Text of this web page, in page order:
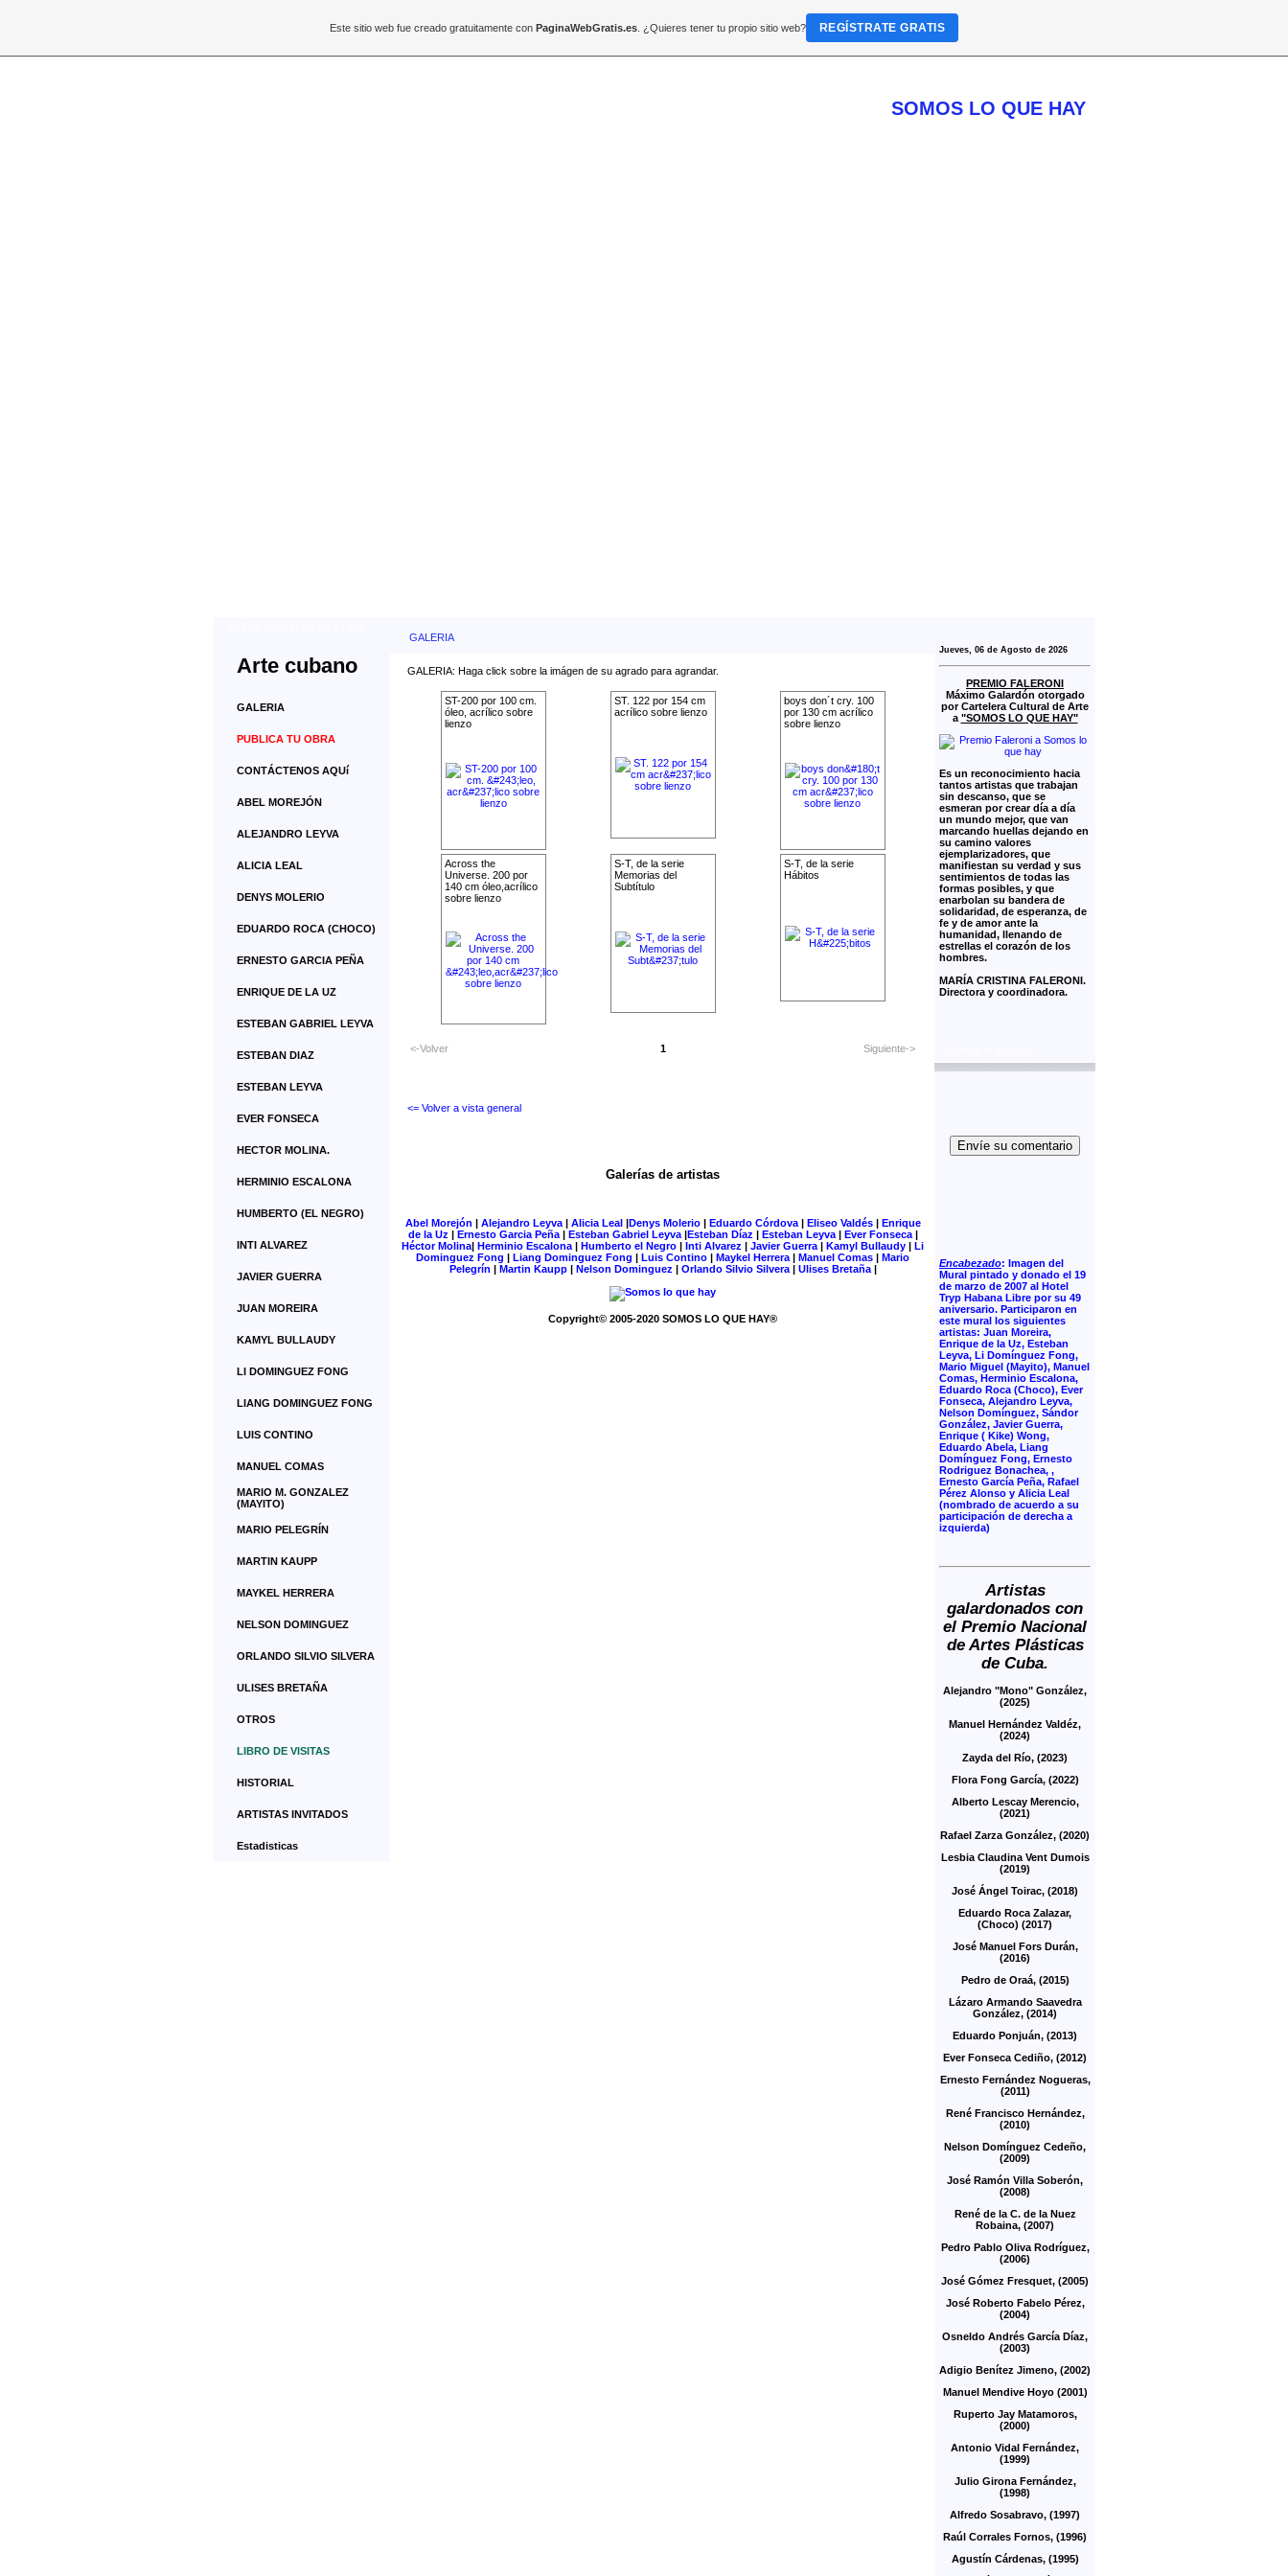
SOMOS LO QUE HAY
Arte cubano
GALERIA
PUBLICA TU OBRA
CONTÁCTENOS AQUí
ABEL MOREJÓN
ALEJANDRO LEYVA
ALICIA LEAL
DENYS MOLERIO
EDUARDO ROCA (CHOCO)
ERNESTO GARCIA PEÑA
ENRIQUE DE LA UZ
ESTEBAN GABRIEL LEYVA
ESTEBAN DIAZ
ESTEBAN LEYVA
EVER FONSECA
HECTOR MOLINA.
HERMINIO ESCALONA
HUMBERTO (EL NEGRO)
INTI ALVAREZ
JAVIER GUERRA
JUAN MOREIRA
KAMYL BULLAUDY
LI DOMINGUEZ FONG
LIANG DOMINGUEZ FONG
LUIS CONTINO
MANUEL COMAS
MARIO M. GONZALEZ
(MAYITO)
MARIO PELEGRÍN
MARTIN KAUPP
MAYKEL HERRERA
NELSON DOMINGUEZ
ORLANDO SILVIO SILVERA
ULISES BRETAÑA
OTROS
LIBRO DE VISITAS
HISTORIAL
ARTISTAS INVITADOS
Estadisticas
GALERIA
GALERIA: Haga click sobre la imágen de su agrado para agrandar.
ST-200 por 100 cm.
óleo, acrílico sobre
lienzo
ST. 122 por 154 cm
acrílico sobre lienzo
boys don´t cry. 100
por 130 cm acrílico
sobre lienzo
Across the
Universe. 200 por
140 cm óleo,acrílico
sobre lienzo
S-T, de la serie
Memorias del
Subtítulo
S-T, de la serie
Hábitos
<-Volver 1 Siguiente->
<= Volver a vista general
Galerías de artistas
Abel Morejón | Alejandro Leyva| Alicia Leal|Denys Molerio| Eduardo Córdova| Eliseo Valdés| Enrique
de la Uz | Ernesto Garcia Peña| Esteban Gabriel Leyva|Esteban Díaz | Esteban Leyva| Ever Fonseca|
Héctor Molina| Herminio Escalona | Humberto el Negro | Inti Alvarez | Javier Guerra | Kamyl Bullaudy | Li
Dominguez Fong | Liang Dominguez Fong | Luis Contino | Maykel Herrera | Manuel Comas | Mario
Pelegrín | Martin Kaupp| Nelson Dominguez | Orlando Silvio Silvera| Ulises Bretaña|
Copyright© 2005-2020 SOMOS LO QUE HAY®
Jueves, 06 de Agosto de 2026
PREMIO FALERONI
Máximo Galardón otorgado
por Cartelera Cultural de Arte
a "SOMOS LO QUE HAY"
Es un reconocimiento hacia
tantos artistas que trabajan
sin descanso, que se
esmeran por crear día a día
un mundo mejor, que van
marcando huellas dejando en
su camino valores
ejemplarizadores, que
manifiestan su verdad y sus
sentimientos de todas las
formas posibles, y que
enarbolan su bandera de
solidaridad, de esperanza, de
fe y de amor ante la
humanidad, llenando de
estrellas el corazón de los
hombres.
MARÍA CRISTINA FALERONI.
Directora y coordinadora.
Envíe su comentario
Encabezado: Imagen del
Mural pintado y donado el 19
de marzo de 2007 al Hotel
Tryp Habana Libre por su 49
aniversario. Participaron en
este mural los siguientes
artistas: Juan Moreira,
Enrique de la Uz, Esteban
Leyva, Li Domínguez Fong,
Mario Miguel (Mayito), Manuel
Comas, Herminio Escalona,
Eduardo Roca (Choco), Ever
Fonseca, Alejandro Leyva,
Nelson Domínguez, Sándor
González, Javier Guerra,
Enrique ( Kike) Wong,
Eduardo Abela, Liang
Domínguez Fong, Ernesto
Rodriguez Bonachea, ,
Ernesto García Peña, Rafael
Pérez Alonso y Alicia Leal
(nombrado de acuerdo a su
participación de derecha a
izquierda)
Artistas
galardonados con
el Premio Nacional
de Artes Plásticas
de Cuba.
Alejandro "Mono" González,
(2025)
Manuel Hernández Valdéz,
(2024)
Zayda del Río, (2023)
Flora Fong García, (2022)
Alberto Lescay Merencio,
(2021)
Rafael Zarza González, (2020)
Lesbia Claudina Vent Dumois
(2019)
José Ángel Toirac, (2018)
Eduardo Roca Zalazar,
(Choco) (2017)
José Manuel Fors Durán,
(2016)
Pedro de Oraá, (2015)
Lázaro Armando Saavedra
González, (2014)
Eduardo Ponjuán, (2013)
Ever Fonseca Cediño, (2012)
Ernesto Fernández Nogueras,
(2011)
René Francisco Hernández,
(2010)
Nelson Domínguez Cedeño,
(2009)
José Ramón Villa Soberón,
(2008)
René de la C. de la Nuez
Robaina, (2007)
Pedro Pablo Oliva Rodríguez,
(2006)
José Gómez Fresquet, (2005)
José Roberto Fabelo Pérez,
(2004)
Osneldo Andrés García Díaz,
(2003)
Adigio Benítez Jimeno, (2002)
Manuel Mendive Hoyo (2001)
Ruperto Jay Matamoros,
(2000)
Antonio Vidal Fernández,
(1999)
Julio Girona Fernández,
(1998)
Alfredo Sosabravo, (1997)
Raúl Corrales Fornos, (1996)
Agustín Cárdenas, (1995)
Este sitio web fue creado gratuitamente con PaginaWebGratis.es. ¿Quieres tener tu propio sitio web? REGÍSTRATE GRATIS